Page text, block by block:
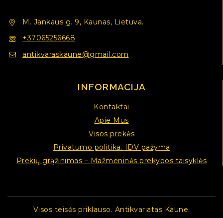
M. Jankaus g. 9, Kaunas, Lietuva.
+37065256668
antikvaraskaune@gmail.com
INFORMACIJA
Kontaktai
Apie Mus
Visos prekės
Privatumo politika. IDV pažyma
Prekių grąžinimas – Mažmeninės prekybos taisyklės
Visos teisės priklauso. Antikvariatas Kaune.